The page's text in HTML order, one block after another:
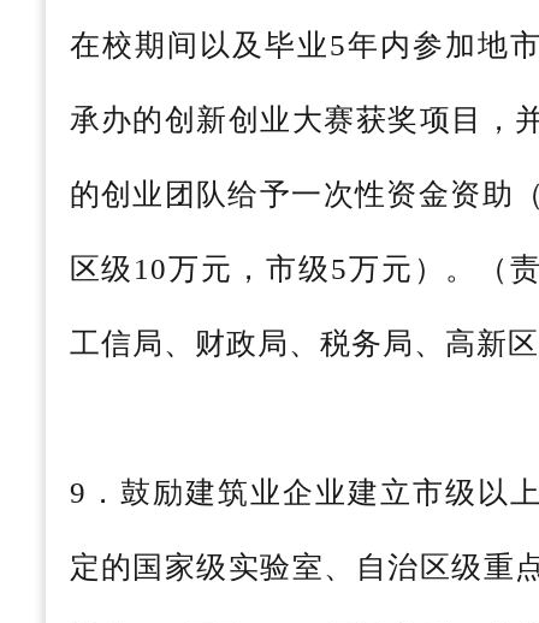
在校期间以及毕业5年内参加地
承办的创新创业大赛获奖项目，
的创业团队给予一次性资金资助
区级10万元，市级5万元）。（
工信局、财政局、税务局、高新
9．鼓励建筑业企业建立市级以
定的国家级实验室、自治区级重